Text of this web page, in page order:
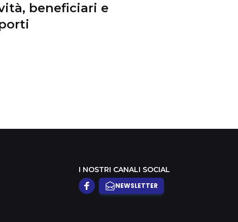
beneficiari e
I NOSTRI CANALI SOCIAL
NEWSLETTER